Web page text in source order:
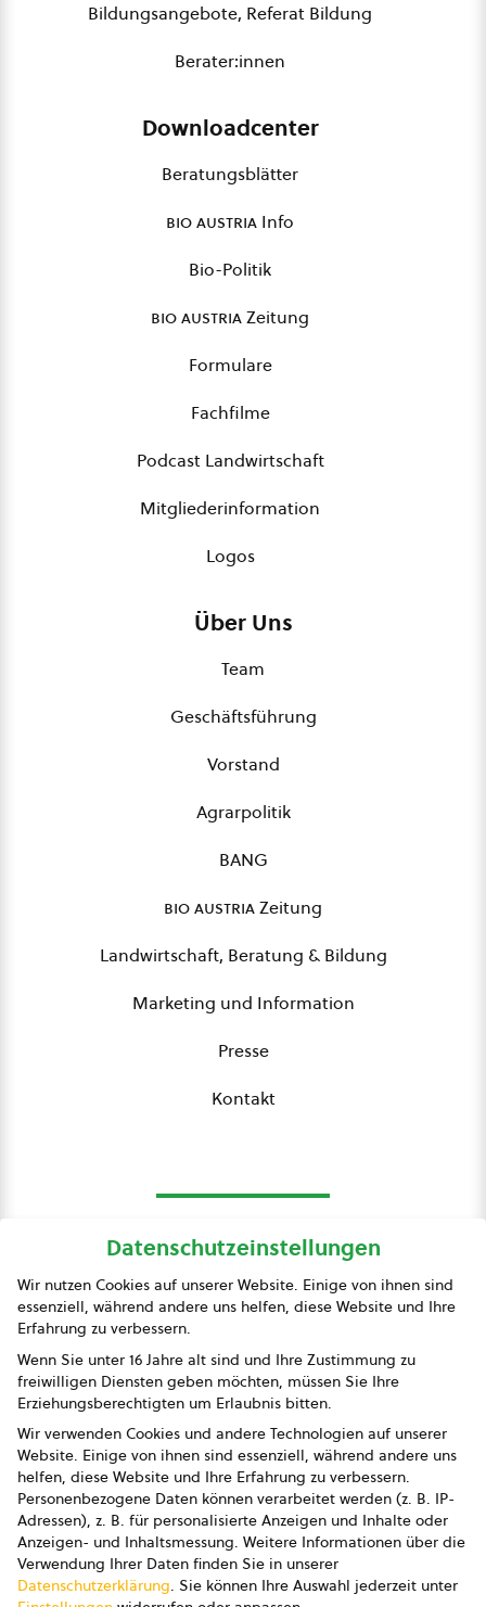
Bildungsangebote, Referat Bildung
Berater:innen
Downloadcenter
Beratungsblätter
bio austria Info
Bio-Politik
bio austriaZeitung
Formulare
Fachfilme
Podcast Landwirtschaft
Mitgliederinformation
Logos
Über Uns
Team
Geschäftsführung
Vorstand
Agrarpolitik
BANG
bio austriaZeitung
Landwirtschaft, Beratung & Bildung
Marketing und Information
Presse
Kontakt
Presse
Impressum
Datenschutz
AGB
AGB Marketing GmbH
AGB Bildung
Newsletter
Datenschutzeinstellungen
Wir nutzen Cookies auf unserer Website. Einige von ihnen sind
essenziell, während andere uns helfen, diese Website und Ihre
Erfahrung zu verbessern.
Wenn Sie unter 16 Jahre alt sind und Ihre Zustimmung zu
freiwilligen Diensten geben möchten, müssen Sie Ihre
Erziehungsberechtigten um Erlaubnis bitten.
Wir verwenden Cookies und andere Technologien auf unserer
Website. Einige von ihnen sind essenziell, während andere uns
helfen, diese Website und Ihre Erfahrung zu verbessern.
Personenbezogene Daten können verarbeitet werden (z. B. IP-
Adressen), z. B. für personalisierte Anzeigen und Inhalte oder
Anzeigen- und Inhaltsmessung. Weitere Informationen über die
Verwendung Ihrer Daten finden Sie in unserer
Datenschutzerklärung. Sie können Ihre Auswahl jederzeit unter